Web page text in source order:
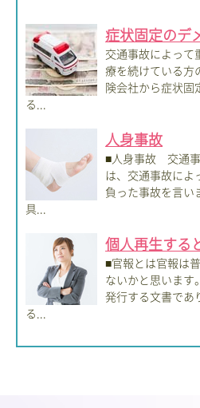
症状固定のデ
交通事故によって
療を続けている方
険会社から症状固
る...
人身事故
■人身事故 交通事
は、交通事故によ
負った事故を言い
具...
個人再生する
■官報とは官報は
ないかと思います
発行する文書であ
る...